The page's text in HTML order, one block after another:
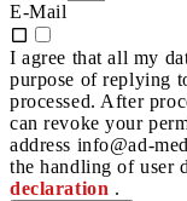
E-Mail
I agree that all my
purpose of replying
processed. After
can revoke your
address info@ad-
the handling of user
declaration .